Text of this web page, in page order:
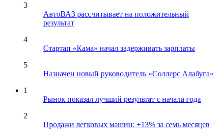
3
АвтоВАЗ рассчитывает на положительный
результат
4
Стартап «Кама» начал задерживать зарплаты
5
Назначен новый руководитель «Соллерс Алабуга»
1
Рынок показал лучший результат с начала года
2
Продажи легковых машин: +13% за семь месяцев